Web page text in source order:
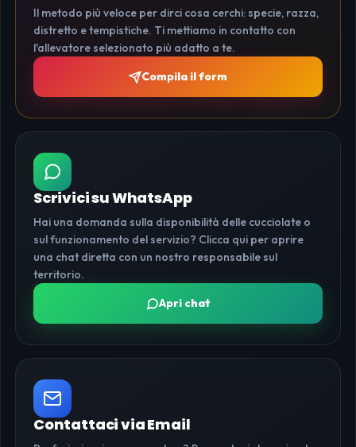
Il metodo più veloce per dirci cosa cerchi: specie, razza,
distretto e tempistiche. Ti mettiamo in contatto con
l'allevatore selezionato più adatto a te.
Compila il form
Scrivici su WhatsApp
Hai una domanda sulla disponibilità delle cucciolate o
sul funzionamento del servizio? Clicca qui per aprire
una chat diretta con un nostro responsabile sul
territorio.
Apri chat
Contattaci via Email